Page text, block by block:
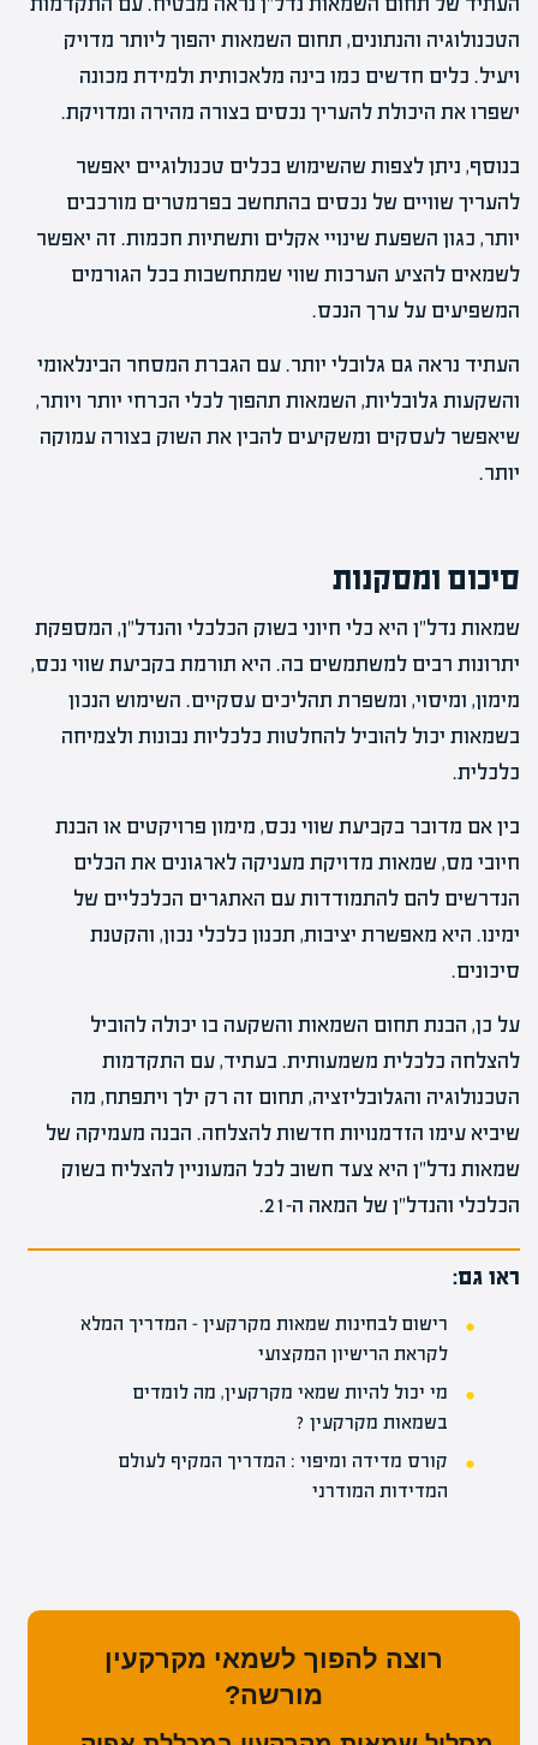
הטכנולוגיה והנתונים, תחום השמאות יהפוך ליותר מדויק
ויעיל. כלים חדשים כמו בינה מלאכותית ולמידת מכונה
ישפרו את היכולת להעריך נכסים בצורה מהירה ומדויקת.
בנוסף, ניתן לצפות שהשימוש בכלים טכנולוגיים יאפשר
להעריך שוויים של נכסים בהתחשב בפרמטרים מורכבים
יותר, כגון השפעת שינויי אקלים ותשתיות חכמות. זה יאפשר
לשמאים להציע הערכות שווי שמתחשבות בכל הגורמים
המשפיעים על ערך הנכס.
העתיד נראה גם גלובלי יותר. עם הגברת המסחר הבינלאומי
והשקעות גלובליות, השמאות תהפוך לכלי הכרחי יותר ויותר,
שיאפשר לעסקים ומשקיעים להבין את השוק בצורה עמוקה
יותר.
סיכום ומסקנות
שמאות נדל"ן היא כלי חיוני בשוק הכלכלי והנדל"ן, המספקת
יתרונות רבים למשתמשים בה. היא תורמת בקביעת שווי נכס,
מימון, ומיסוי, ומשפרת תהליכים עסקיים. השימוש הנכון
בשמאות יכול להוביל להחלטות כלכליות נבונות ולצמיחה
כלכלית.
בין אם מדובר בקביעת שווי נכס, מימון פרויקטים או הבנת
חיובי מס, שמאות מדויקת מעניקה לארגונים את הכלים
הנדרשים להם להתמודדות עם האתגרים הכלכליים של
ימינו. היא מאפשרת יציבות, תכנון כלכלי נכון, והקטנת
סיכונים.
על כן, הבנת תחום השמאות והשקעה בו יכולה להוביל
להצלחה כלכלית משמעותית. בעתיד, עם התקדמות
הטכנולוגיה והגלובליזציה, תחום זה רק ילך ויתפתח, מה
שיביא עימו הזדמנויות חדשות להצלחה. הבנה מעמיקה של
שמאות נדל"ן היא צעד חשוב לכל המעוניין להצליח בשוק
הכלכלי והנדל"ן של המאה ה-21.
ראו גם:
רישום לבחינות שמאות מקרקעין – המדריך המלא
לקראת הרישיון המקצועי
מי יכול להיות שמאי מקרקעין, מה לומדים
בשמאות מקרקעין ?
קורס מדידה ומיפוי : המדריך המקיף לעולם
המדידות המודרני
רוצה להפוך לשמאי מקרקעין
מורשה?